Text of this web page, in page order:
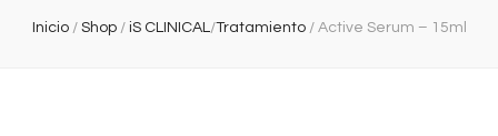
Inicio / Shop / iS CLINICAL/Tratamiento / Active Serum – 15ml